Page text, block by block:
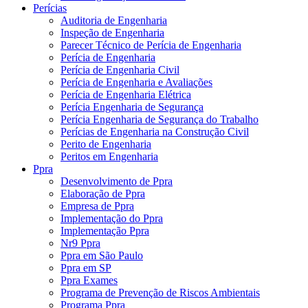
Perícias
Auditoria de Engenharia
Inspeção de Engenharia
Parecer Técnico de Perícia de Engenharia
Perícia de Engenharia
Perícia de Engenharia Civil
Perícia de Engenharia e Avaliações
Perícia de Engenharia Elétrica
Perícia Engenharia de Segurança
Perícia Engenharia de Segurança do Trabalho
Perícias de Engenharia na Construção Civil
Perito de Engenharia
Peritos em Engenharia
Ppra
Desenvolvimento de Ppra
Elaboração de Ppra
Empresa de Ppra
Implementação do Ppra
Implementação Ppra
Nr9 Ppra
Ppra em São Paulo
Ppra em SP
Ppra Exames
Programa de Prevenção de Riscos Ambientais
Programa Ppra